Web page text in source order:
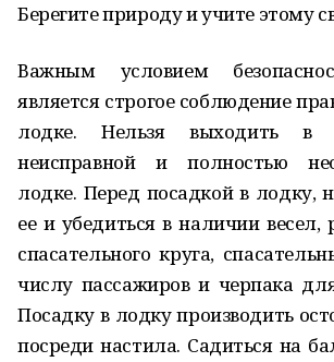
Берегите природу и учите этому
Важным условием
является строгое соблюдение
лодке. Нельзя выходить в
неисправной и полностью
лодке. Перед посадкой в лодку,
ее и убедиться в наличии
спасательного круга,
числу пассажиров и черпака
Посадку в лодку производить
посреди настила. Садиться на